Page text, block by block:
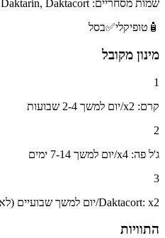
שמות מסחריים: Daktarin, Daktacort
🧴 טופיקלי✅בסל
מינון מקובל
1
קרם: x2/יום למשך 2-4 שבועות
2
ג'ל פה: x4/יום למשך 7-14 ימים
3
Daktacort: x2/יום למשך שבועיים (לאזורים דלקתיים)
התוויות